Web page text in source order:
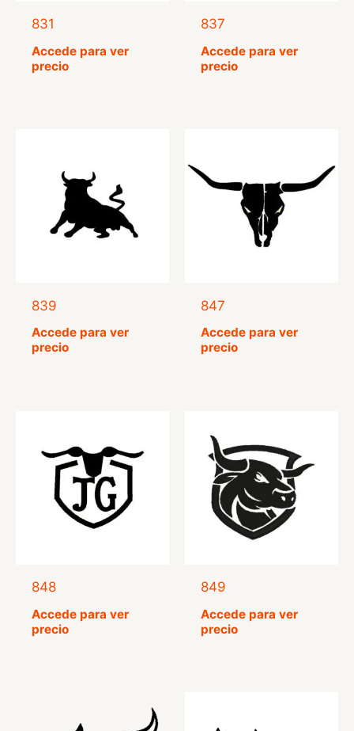
831
Accede para ver
precio
837
Accede para ver
precio
839
Accede para ver
precio
847
Accede para ver
precio
848
Accede para ver
precio
849
Accede para ver
precio